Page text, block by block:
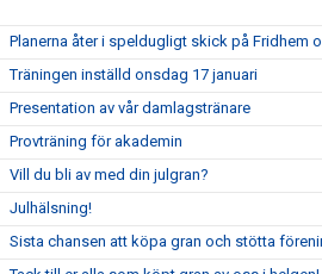
Planerna åter i speldugligt skick på Fridhem
Träningen inställd onsdag 17 januari
Presentation av vår damlagstränare
Provträning för akademin
Vill du bli av med din julgran?
Julhälsning!
Sista chansen att köpa gran och stötta